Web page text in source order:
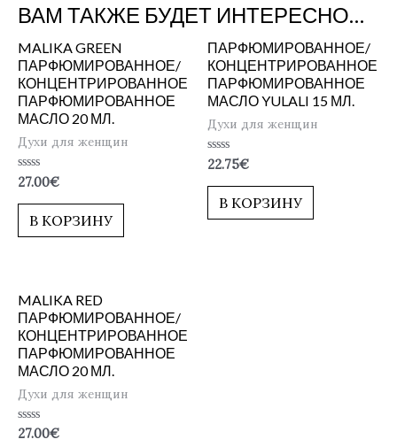
ВАМ ТАКЖЕ БУДЕТ ИНТЕРЕСНО…
MALIKA GREEN
ПАРФЮМИРОВАННОЕ/
КОНЦЕНТРИРОВАННОЕ
ПАРФЮМИРОВАННОЕ
МАСЛО 20 МЛ.
Духи для женщин
Оценка
из
27.00€
В КОРЗИНУ
ПАРФЮМИРОВАННОЕ/
КОНЦЕНТРИРОВАННОЕ
ПАРФЮМИРОВАННОЕ
МАСЛО YULALI 15 МЛ.
Духи для женщин
Оценка
из
22.75€
В КОРЗИНУ
MALIKA RED
ПАРФЮМИРОВАННОЕ/
КОНЦЕНТРИРОВАННОЕ
ПАРФЮМИРОВАННОЕ
МАСЛО 20 МЛ.
Духи для женщин
Оценка
27.00€